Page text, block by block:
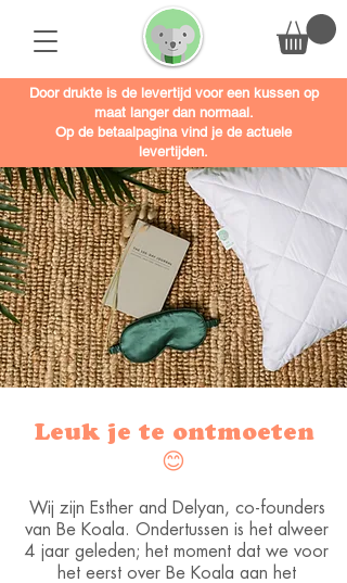
Door drukte is de levertijd voor een kussen op
maat langer dan normaal.
Op de betaalpagina vind je de actuele
levertijden.
Leuk je te ontmoeten
😊
Wij zijn Esther and Delyan, co-founders
van Be Koala. Ondertussen is het alweer
4 jaar geleden; het moment dat we voor
het eerst over Be Koala aan het